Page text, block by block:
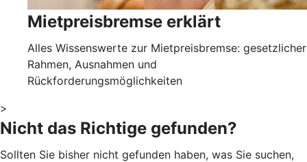
Mietpreisbremse erklärt
Alles Wissenswerte zur Mietpreisbremse: gesetzlicher
Rahmen, Ausnahmen und
Rückforderungsmöglichkeiten
>
Nicht das Richtige gefunden?
Sollten Sie bisher nicht gefunden haben, was Sie suchen,